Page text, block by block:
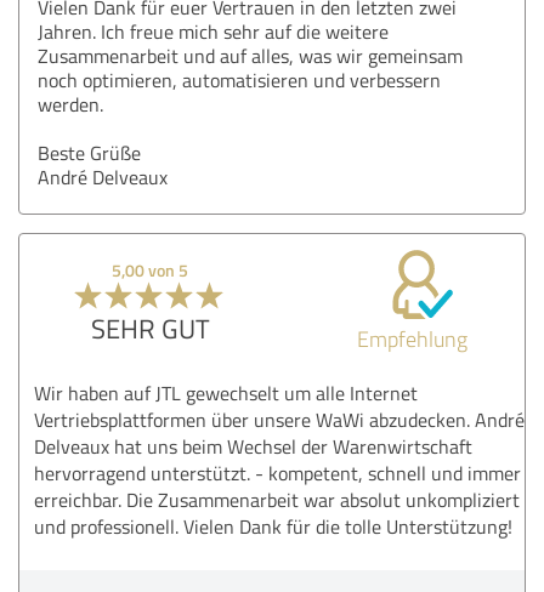
Vielen Dank für euer Vertrauen in den letzten zwei
Jahren. Ich freue mich sehr auf die weitere
Zusammenarbeit und auf alles, was wir gemeinsam
noch optimieren, automatisieren und verbessern
werden.
Beste Grüße
André Delveaux
5,00 von 5
SEHR GUT Empfehlung
Wir haben auf JTL gewechselt um alle Internet
Vertriebsplattformen über unsere WaWi abzudecken. André
Delveaux hat uns beim Wechsel der Warenwirtschaft
hervorragend unterstützt. - kompetent, schnell und immer
erreichbar. Die Zusammenarbeit war absolut unkompliziert
und professionell. Vielen Dank für die tolle Unterstützung!